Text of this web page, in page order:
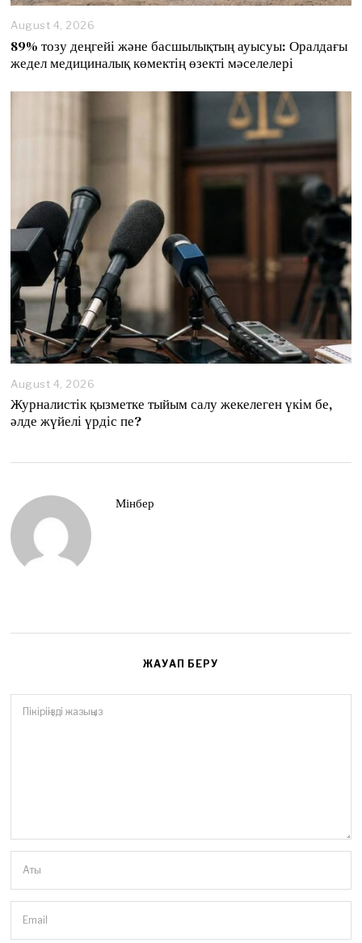
August 4, 2026
89% тозу деңгейі және басшылықтың ауысуы: Оралдағы
жедел медициналық көмектің өзекті мәселелері
August 4, 2026
g
u
Журналистік қызметке тыйым салу жекелеген үкім бе,
әлде жүйелі үрдіс пе?
Мінбер
ЖАУАП БЕРУ